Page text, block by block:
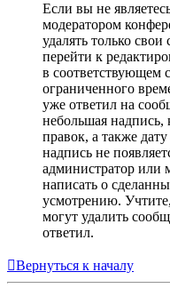
Если вы не
модератором
удалять только
перейти к
в соответствующем
ограниченного
уже ответил на
небольшая надпись,
правок, а также
надпись не
администратор или
написать о
усмотрению.
могут удалить
ответил.
Вернуться к началу